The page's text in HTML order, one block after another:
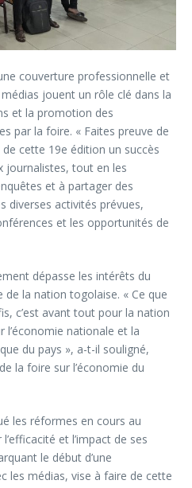
couverture professionnelle et
jouent un rôle clé dans la
et la promotion des
par la foire. « Faites preuve de
cette 19e édition un succès
journalistes, tout en les
et à partager des
diverses activités prévues,
et les opportunités de
dépasse les intérêts du
de la nation togolaise. « Ce que
c’est avant tout pour la nation
l’économie nationale et la
du pays », a-t-il souligné,
la foire sur l’économie du
les réformes en cours au
et l’impact de ses
le début d’une
les médias, vise à faire de cette